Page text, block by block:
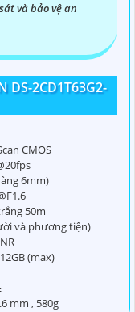
và bảo vệ an
DS-2CD1T63G2-
CMOS
6mm)
50m
và phương tiện)
(max)
mm , 580g